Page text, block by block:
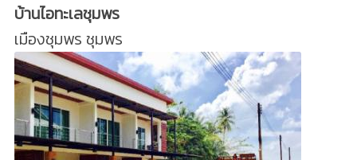
บ้านไอทะเลชุมพร
เมืองชุมพร ชุมพร